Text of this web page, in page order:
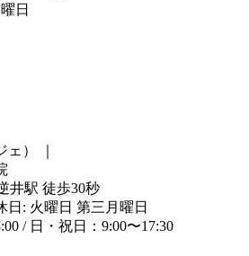
日
ェ）
井駅 徒歩30秒
日: 火曜日 第三月曜日
/ 日・祝日：9:00〜17:30